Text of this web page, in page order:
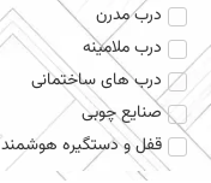
درب مدرن
درب ملامینه
درب های ساختمانی
صنایع چوبی
قفل و دستگیره هوشمند